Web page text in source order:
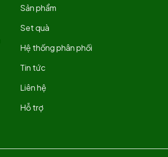
Sản phẩm
Set quà
Hệ thống phân phối
Tin tức
Liên hệ
Hỗ trợ